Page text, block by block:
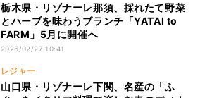
栃木県・リゾナーレ那須、採れたて野菜
とハーブを味わうブランチ「YATAI to
FARM」5月に開催へ
2026/02/27 10:41
レジャー
山口県・リゾナーレ下関、名産の「ふ